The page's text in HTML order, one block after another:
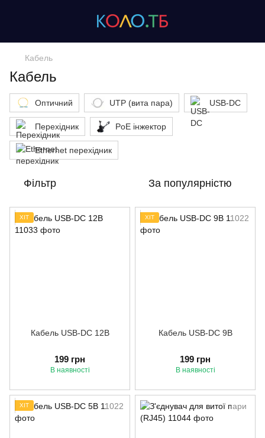
Кабель
Кабель
Оптичний UTP (вита пара) USB-DC
Перехідник PoE інжектор
Ethernet перехідник
Фільтр За популярністю
ХІТ
Кабель USB-DC 12В
199 грн
В наявності
ХІТ
Кабель USB-DC 9В
199 грн
В наявності
ХІТ